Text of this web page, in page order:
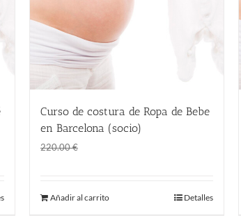
Curso de costura de Ropa de Bebe
en Barcelona (socio)
220.00€
era:
Añadir al carrito Detalles